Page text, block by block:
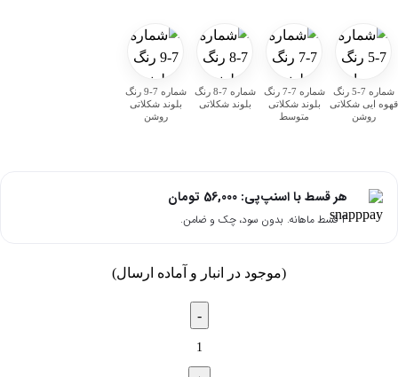
شماره 7-5 رنگ
قهوه ایی شکلاتی
روشن
شماره 7-7 رنگ
بلوند شکلاتی
متوسط
شماره 7-8 رنگ
بلوند شکلاتی
شماره 7-9 رنگ
بلوند شکلاتی
روشن
هر قسط با اسنپ‌پی: 56,000 تومان
۴ قسط ماهانه. بدون سود، چک و ضامن.
(موجود در انبار و آماده ارسال)